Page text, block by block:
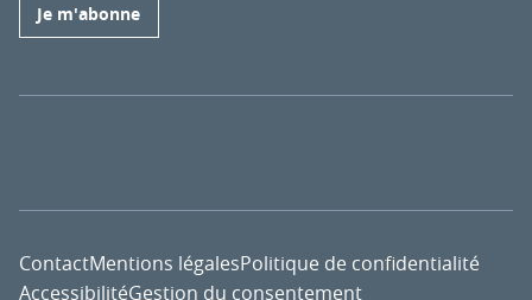
Je m'abonne
ContactMentions légalesPolitique de confidentialité
AccessibilitéGestion du consentement